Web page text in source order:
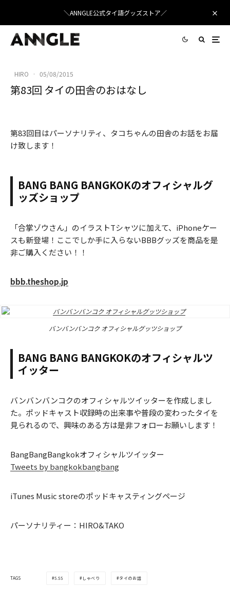
＼ANNGLE公式タイ語グッズストア／
HIRO · 05/08/2015
第83回 タイの田舎のおはなし
第83回目はパーソナリティ、タコちゃんの田舎のお話をお届
け致します！
BANG BANG BANGKOKのオフィシャルグ
ッズショップ
「合掌ゾウさん」のイラストTシャツに加えて、iPhoneケー
スも新登場！ここでしか手に入らないBBBグッズを商品を是
非ご購入ください！！
bbb.theshop.jp
バンバンバンコク オフィシャルグッツショップ
BANG BANG BANGKOKのオフィシャルツ
イッター
バンバンバンコクのオフィシャルツイッターを作成しまし
た。ポッドキャスト収録時の出来事や普段の変わったタイを
見られるので、興味のある方は是非フォローお願いします！
BangBangBangkokオフィシャルツイッター
Tweets by bangkokbangbang
iTunes Music storeのポッドキャスティングページ
パーソナリティー：HIRO&TAKO
TAGS 5.55 しゃべり タイのお話